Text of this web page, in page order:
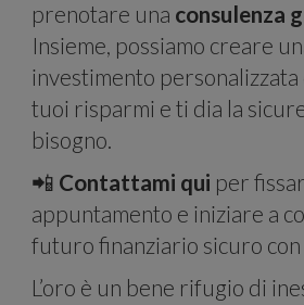
prenotare una consulenza
Insieme, possiamo creare
investimento personalizzata
tuoi risparmi e ti dia la
bisogno.
📲 Contattami qui per
appuntamento e iniziare a
futuro finanziario sicuro con
L’oro è un bene rifugio di
il